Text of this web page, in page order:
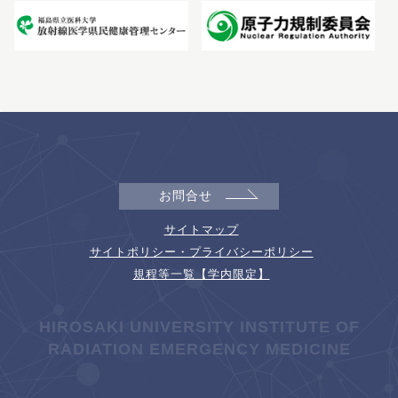
お問合せ
サイトマップ
サイトポリシー・プライバシーポリシー
規程等一覧【学内限定】
HIROSAKI UNIVERSITY INSTITUTE OF
RADIATION EMERGENCY MEDICINE